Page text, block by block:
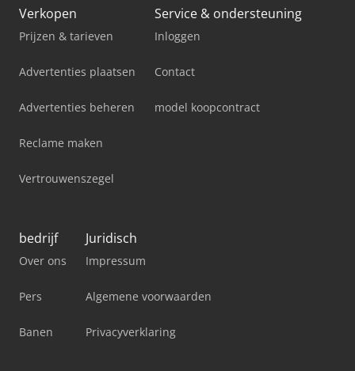
Verkopen
Prijzen & tarieven
Advertenties plaatsen
Advertenties beheren
Reclame maken
Vertrouwenszegel
Service & ondersteuning
Inloggen
Contact
model koopcontract
bedrijf
Over ons
Pers
Banen
Juridisch
Impressum
Algemene voorwaarden
Privacyverklaring